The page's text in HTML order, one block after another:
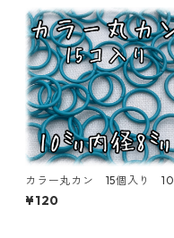
カラー丸カン 15個入り 10
㎜ スカイブルー【MCC-10-
SKY】
¥120